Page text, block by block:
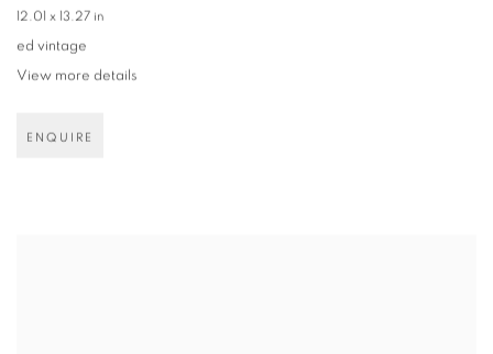
12.01 x 13.27 in
ed vintage
View more details
ENQUIRE